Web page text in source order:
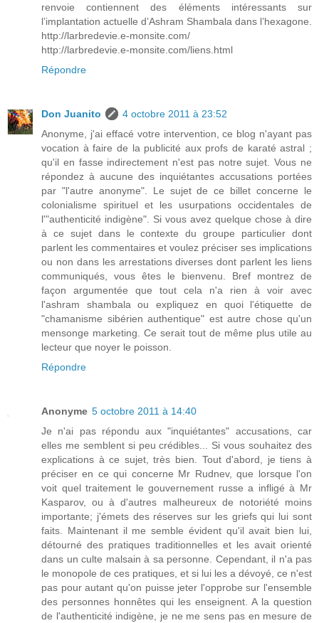
renvoie contiennent des éléments intéressants sur
l’implantation actuelle d’Ashram Shambala dans l’hexagone.
http://larbredevie.e-monsite.com/
http://larbredevie.e-monsite.com/liens.html
Répondre
Don Juanito
4 octobre 2011 à 23:52
Anonyme, j'ai effacé votre intervention, ce blog n'ayant pas
vocation à faire de la publicité aux profs de karaté astral ;
qu'il en fasse indirectement n'est pas notre sujet. Vous ne
répondez à aucune des inquiétantes accusations portées
par "l'autre anonyme". Le sujet de ce billet concerne le
colonialisme spirituel et les usurpations occidentales de
l'"authenticité indigène". Si vous avez quelque chose à dire
à ce sujet dans le contexte du groupe particulier dont
parlent les commentaires et voulez préciser ses implications
ou non dans les arrestations diverses dont parlent les liens
communiqués, vous êtes le bienvenu. Bref montrez de
façon argumentée que tout cela n'a rien à voir avec
l'ashram shambala ou expliquez en quoi l'étiquette de
"chamanisme sibérien authentique" est autre chose qu'un
mensonge marketing. Ce serait tout de même plus utile au
lecteur que noyer le poisson.
Répondre
Anonyme 5 octobre 2011 à 14:40
Je n'ai pas répondu aux "inquiétantes" accusations, car
elles me semblent si peu crédibles... Si vous souhaitez des
explications à ce sujet, très bien. Tout d'abord, je tiens à
préciser en ce qui concerne Mr Rudnev, que lorsque l'on
voit quel traitement le gouvernement russe a infligé à Mr
Kasparov, ou à d'autres malheureux de notoriété moins
importante; j'émets des réserves sur les griefs qui lui sont
faits. Maintenant il me semble évident qu'il avait bien lui,
détourné des pratiques traditionnelles et les avait orienté
dans un culte malsain à sa personne. Cependant, il n'a pas
le monopole de ces pratiques, et si lui les a dévoyé, ce n'est
pas pour autant qu'on puisse jeter l'opprobe sur l'ensemble
des personnes honnêtes qui les enseignent. A la question
de l'authenticité indigène, je ne me sens pas en mesure de